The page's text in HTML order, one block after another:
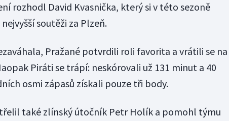
rozhodl David Kvasnička, který si v této sezoně
soutěži za Plzeň.
Pražané potvrdili roli favorita a vrátili se na
Piráti se trápí: neskórovali už 131 minut a 40
osmi zápasů získali pouze tři body.
také zlínský útočník Petr Holík a pomohl týmu